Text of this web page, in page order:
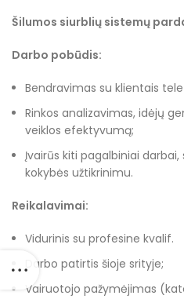
Šilumos siurblių sistemų
Darbo pobūdis:
Bendravimas su klientais
Rinkos analizavimas, idėjų
veiklos efektyvumą;
Įvairūs kiti pagalbiniai
kokybės užtikrinimu.
Reikalavimai:
Vidurinis su profesine kvalif.
Darbo patirtis šioje srityje;
Vairuotojo pažymėjimas